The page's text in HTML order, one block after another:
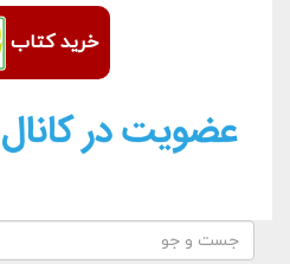
خرید کتاب
فرم جستجو